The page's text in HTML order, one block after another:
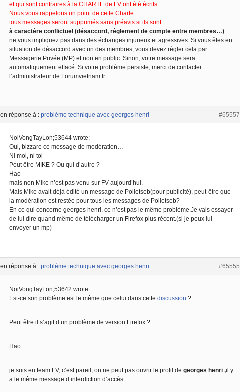
et qui sont contraires à la CHARTE de FV ont été écrits.
Nous vous rappelons un point de cette Charte
tous messages seront supprimés sans préavis si ils sont:
à caractère conflictuel (désaccord, règlement de compte entre membres…) :
ne vous impliquez pas dans des échanges injurieux et agressives. Si vous êtes en
situation de désaccord avec un des membres, vous devez régler cela par
Messagerie Privée (MP) et non en public. Sinon, votre message sera
automatiquement effacé. Si votre problème persiste, merci de contacter
l’administrateur de Forumvietnam.fr.
en réponse à : problème technique avec georges henri #65557
NoiVongTayLon;53644 wrote:
Oui, bizzare ce message de modération…
Ni moi, ni toi
Peut être MIKE ? Ou qui d’autre ?
Hao
mais non Mike n’est pas venu sur FV aujourd’hui.
Mais Mike avait déjà édité un message de Polletseb(pour publicité), peut-être que
la modération est restée pour tous les messages de Polletseb?
En ce qui concerne georges henri, ce n’est pas le même problème.Je vais essayer
de lui dire quand même de télécharger un Firefox plus récent.(si je peux lui
envoyer un mp)
en réponse à : problème technique avec georges henri #65555
NoiVongTayLon;53642 wrote:
Est-ce son problème est le même que celui dans cette discussion ?
Peut être il s’agit d’un problème de version Firefox ?
Hao
je suis en team FV, c’est pareil, on ne peut pas ouvrir le profil de georges henri ,il y
a le même message d’interdiction d’accès.